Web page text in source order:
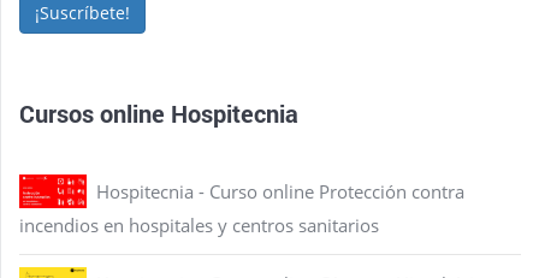
¡Suscríbete!
Cursos online Hospitecnia
Hospitecnia - Curso online Protección contra
incendios en hospitales y centros sanitarios